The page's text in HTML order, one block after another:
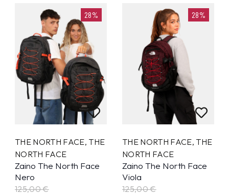
28%
THE NORTH FACE, THE
NORTH FACE
Zaino The North Face
Nero
125,00 €
28%
THE NORTH FACE, THE
NORTH FACE
Zaino The North Face
Viola
125,00 €